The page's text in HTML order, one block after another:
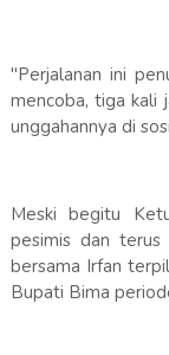
"Perjalanan ini
mencoba, tiga kali
unggahannya di
Meski begitu
pesimis dan
bersama Irfan
Bupati Bima